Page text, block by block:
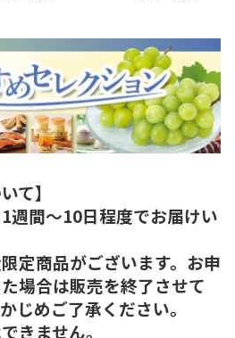
て】
間～10日程度でお届けい
定商品がございます。お申
場合は販売を終了させて
じめご了承ください。
きません。